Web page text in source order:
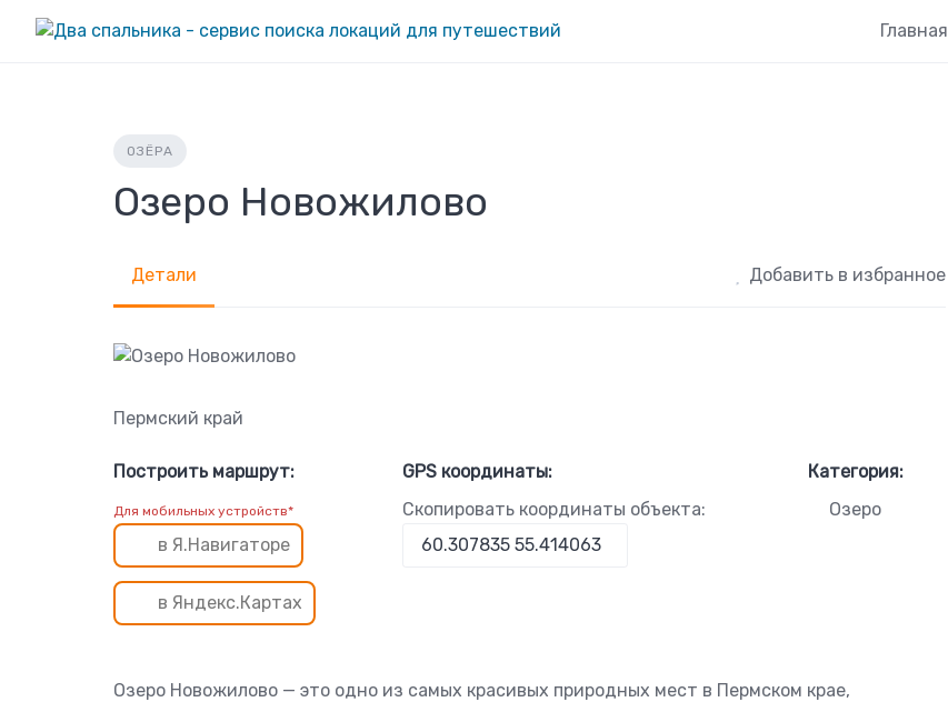
Главная
ОЗЁРА
Озеро Новожилово
Детали Добавить в избранное
Пермский край
Построить маршрут:
Для мобильных устройств*
в Я.Навигаторе
в Яндекс.Картах
GPS координаты:
Скопировать координаты объекта:
Категория:
Озеро
Озеро Новожилово — это одно из самых красивых природных мест в Пермском крае,